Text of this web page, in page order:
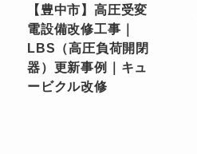
【豊中市】高圧受変
電設備改修工事｜
LBS（高圧負荷開閉
器）更新事例｜キュ
ービクル改修